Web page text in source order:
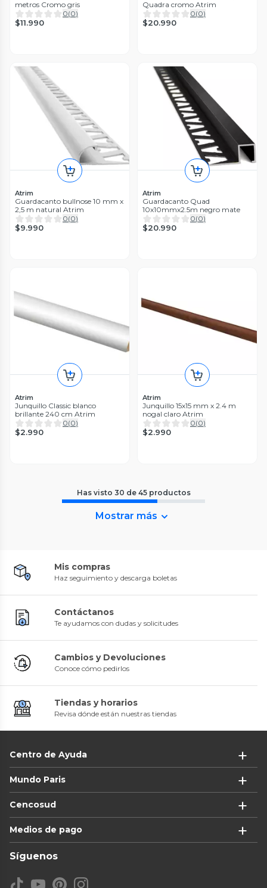
metros Cromo gris
0(0)
$11.990
Quadra cromo Atrim
0(0)
$20.990
Atrim
Guardacanto bullnose 10 mm x
2,5 m natural Atrim
0(0)
$9.990
Atrim
Guardacanto Quad
10x10mmx2.5m negro mate
0(0)
$20.990
Atrim
Junquillo Classic blanco
brillante 240 cm Atrim
0(0)
$2.990
Atrim
Junquillo 15x15 mm x 2.4 m
nogal claro Atrim
0(0)
$2.990
Has visto 30 de 45 productos
Mostrar más
Mis compras
Haz seguimiento y descarga boletas
Contáctanos
Te ayudamos con dudas y solicitudes
Cambios y Devoluciones
Conoce cómo pedirlos
Tiendas y horarios
Revisa dónde están nuestras tiendas
Centro de Ayuda
Mundo Paris
Cencosud
Medios de pago
Síguenos